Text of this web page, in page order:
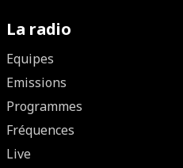
La radio
Equipes
Emissions
Programmes
Fréquences
Live